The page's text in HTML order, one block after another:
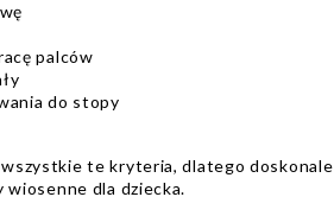
palców
do stopy
wszystkie te kryteria, dlatego doskonale
dla dziecka.